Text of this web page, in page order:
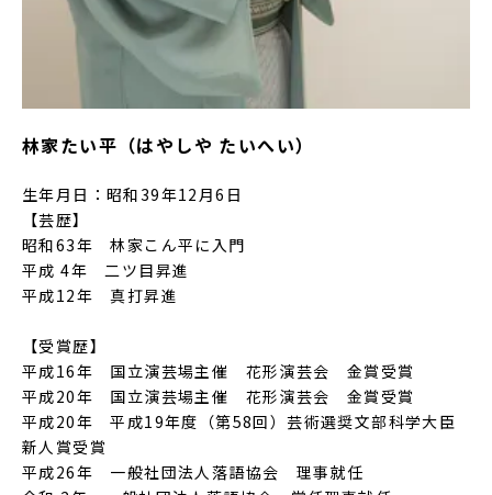
林家たい平（はやしや たいへい）
生年月日：昭和39年12月6日
【芸歴】
昭和63年 林家こん平に入門
平成 4年 二ツ目昇進
平成12年 真打昇進
【受賞歴】
平成16年 国立演芸場主催 花形演芸会 金賞受賞
平成20年 国立演芸場主催 花形演芸会 金賞受賞
平成20年 平成19年度（第58回）芸術選奨文部科学大臣
新人賞受賞
平成26年 一般社団法人落語協会 理事就任